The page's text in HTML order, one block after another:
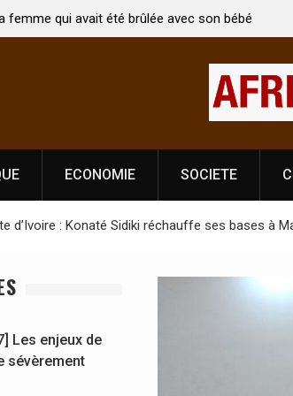
Le ministre Indien Kirti Vardhan Singh à
pour la célébration de la Fête de
ECONOMIE SOCIETE
d’Ivoire : Konaté Sidiki réchauffe ses bases à
Les enjeux de
sévèrement